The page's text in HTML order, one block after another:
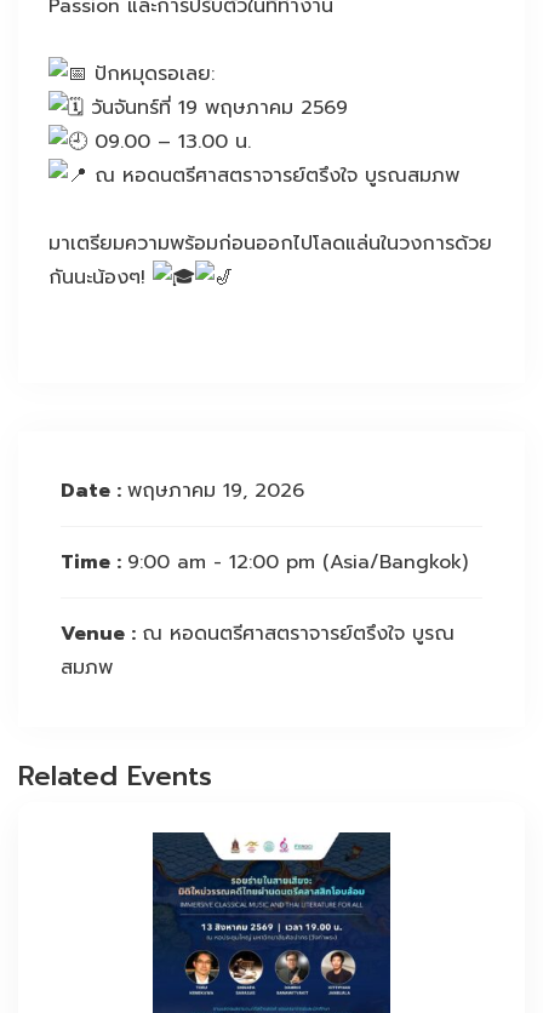
Passion และการปรับตัวในที่ทำงาน
ปักหมุดรอเลย:
วันจันทร์ที่ 19 พฤษภาคม 2569
09.00 – 13.00 น.
ณ หอดนตรีศาสตราจารย์ตรึงใจ บูรณสมภพ
มาเตรียมความพร้อมก่อนออกไปโลดแล่นในวงการด้วย
กันนะน้องๆ!
Date : พฤษภาคม 19, 2026
Time : 9:00 am - 12:00 pm (Asia/Bangkok)
Venue : ณ หอดนตรีศาสตราจารย์ตรึงใจ บูรณ
สมภพ
Related Events